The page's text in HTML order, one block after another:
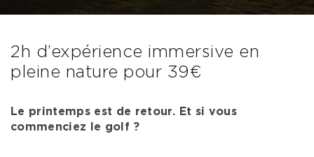
2h d’expérience immersive en
pleine nature pour 39€
Le printemps est de retour. Et si vous
commenciez le golf ?